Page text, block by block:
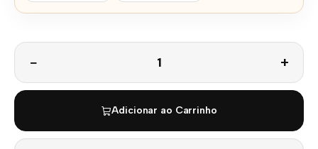
Adicionar ao Carrinho